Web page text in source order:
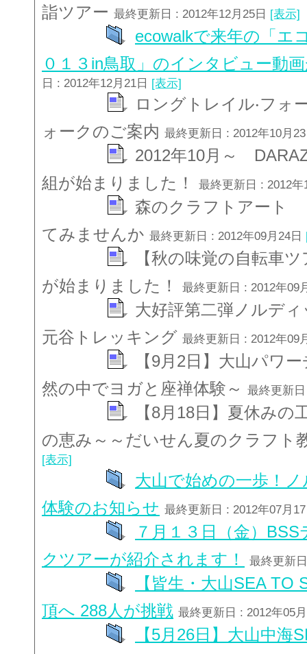
詣ツアー 最終更新日 : 2012年12月25日 [表示]
ecowalkで来年の「エ
０１３in鳥取」のインタビュー動
日 : 2012年12月21日 [表示]
ロングトレイル‧フォ
ォークのご案内 最終更新日 : 2012年10月
2012年10月～
組が始まりました！
最終更新日 : 2012
森のクラフトアート
てみませんか 最終更新日 : 2012年09月24日
【秋の味覚の自転車
が始まりました！
最終更新日 : 2012年09
大好評第二弾ノルデ
元谷トレッキング 最終更新日 : 2012年09
【9月2日】大山パワ
然の中でヨガと座禅体験～ 最終更新
【8月18日】夏休み
の恵み～～だいせん夏のクラフト
[表示]
大山で始めの一歩！
体験のお知らせ 最終更新日 : 2012年07月
７月１３日（金）
クツアーが紹介されます！
最終更新
【皆生・大山SEA TO
頂へ 288人が挑戦 最終更新日 : 2012年05
【5月26日】大山中海